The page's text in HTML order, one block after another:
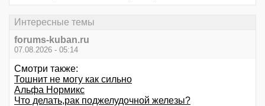
Интересные темы
forums-kuban.ru
07.08.2026 - 05:14
Смотри также:
Тошнит не могу как сильно
Альфа Нормикс
Что делать,рак поджелудочной железы?